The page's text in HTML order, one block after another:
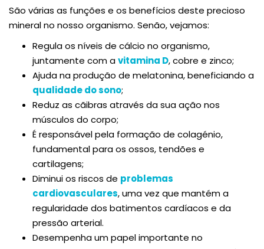
São várias as funções e os benefícios deste precioso
mineral no nosso organismo. Senão, vejamos:
Regula os níveis de cálcio no organismo,
juntamente com avitamina D, cobre e zinco;
Ajuda na produção de melatonina, beneficiando a
qualidade do sono;
Reduz as cãibras através da sua ação nos
músculos do corpo;
É responsável pela formação de colagénio,
fundamental para os ossos, tendões e
cartilagens;
Diminui os riscos de problemas
cardiovasculares, uma vez que mantém a
regularidade dos batimentos cardíacos e da
pressão arterial.
Desempenha um papel importante no